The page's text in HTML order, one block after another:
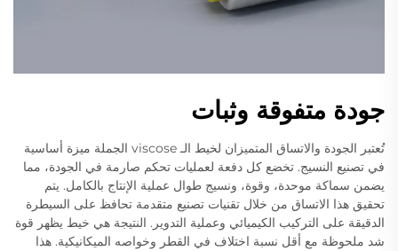
جودة متفوقة وثبات
تُعتبر الجودة والاتساق المتميزان لخيط الـ viscose الجملة ميزة أساسية
في تصنيع النسيج. تخضع كل دفعة لعمليات تحكم صارمة في الجودة، مما
يضمن سماكة موحدة، وقوة، ونسيج طوال عملية الإنتاج بالكامل. يتم
تحقيق هذا الاتساق من خلال تقنيات تصنيع متقدمة تحافظ على السيطرة
الدقيقة على التركيب الكيميائي وعملية التدوير. النتيجة هي خيط يظهر قوة
شد ملحوظة مع أقل نسبة اختلاف في القطر وخواصه الميكانيكية. هذا